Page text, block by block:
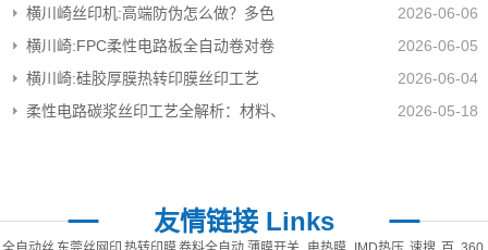
横川崎丝印机:高端防伪怎么做？多色
2026-06-06
横川崎:FPC柔性电路板全自动卷对卷
2026-06-05
横川崎:硅胶厚膜热转印膜丝印工艺
2026-06-04
柔性电路碳浆丝印工艺全解析：材料、
2026-05-18
友情链接 Links